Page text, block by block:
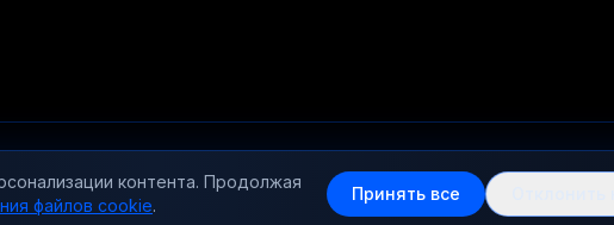
ИНН 667009864690, Адрес: РФ, Свердловская область, e-mail:
контента. Продолжая
файлов cookie.
Принять все